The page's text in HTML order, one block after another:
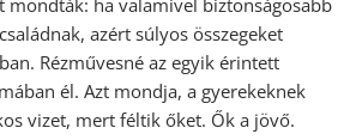
mondták: ha valamivel biztonságosabb
azért súlyos összegeket
Rézművesné az egyik érintett
él. Azt mondja, a gyerekeknek
vizet, mert féltik őket. Ők a jövő.